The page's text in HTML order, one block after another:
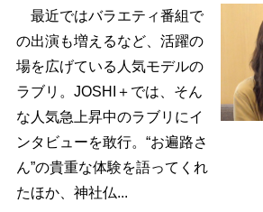
最近ではバラエティ番組で
の出演も増えるなど、活躍の
場を広げている人気モデルの
ラブリ。JOSHI＋では、そん
な人気急上昇中のラブリにイ
ンタビューを敢行。“お遍路さ
ん”の貴重な体験を語ってくれ
たほか、神社仏...